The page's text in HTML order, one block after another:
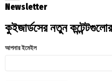
Newsletter
কুইজার্ডসের নতুন
আপনার ইমেইল